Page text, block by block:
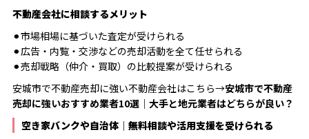
不動産会社に相談するメリット
⚫︎市場相場に基づいた査定が受けられる
⚫︎広告・内覧・交渉などの売却活動を全て任せられる
⚫︎売却戦略（仲介・買取）の比較提案が受けられる
安城市で不動産売却に強い不動産会社はこちら→安城市で不動産
売却に強いおすすめ業者10選｜大手と地元業者はどちらが良い？
空き家バンクや自治体｜無料相談や活用支援を受けられる